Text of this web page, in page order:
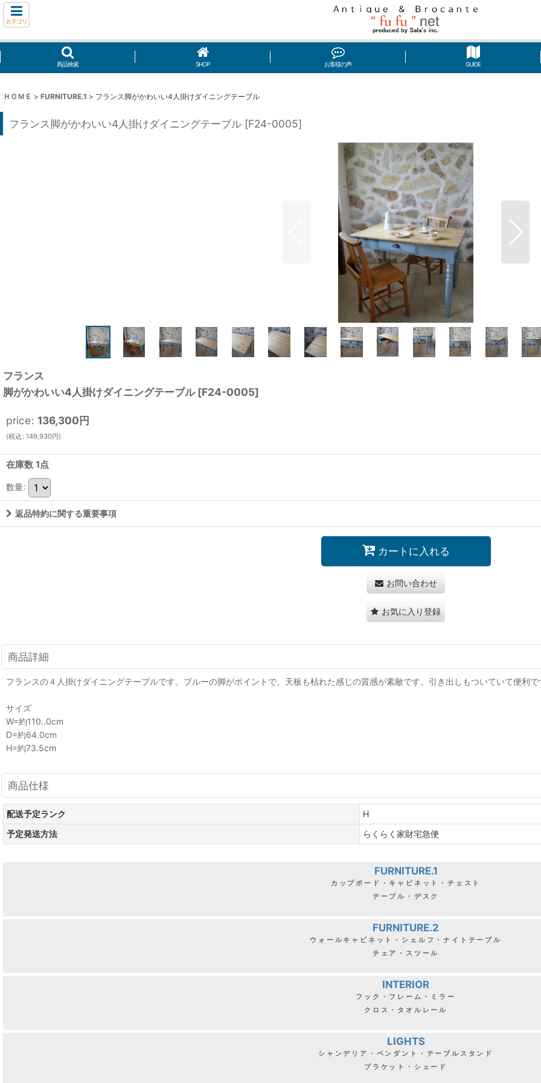
カテゴリ
商品検索 SHOP お客様の声 GUIDE
ＨＯＭＥ > FURNITURE.1 > フランス脚がかわいい4人掛けダイニングテーブル
フランス脚がかわいい4人掛けダイニングテーブル [F24-0005]
フランス
脚がかわいい4人掛けダイニングテーブル [F24-0005]
price: 136,300円
(税込 : 149,930円)
在庫数 1点
数量:
返品特約に関する重要事項
カートに入れる
お問い合わせ
お気に入り登録
商品詳細
フランスの４人掛けダイニングテーブルです。ブルーの脚がポイントで、天板も枯れた感じの質感が素敵です。引き出しもついていて便利で
サイズ
W=約110..0cm
D=約64.0cm
H=約73.5cm
商品仕様
配送予定ランク
H
予定発送方法
らくらく家財宅急便
FURNITURE.1
カップボード・キャビネット・チェスト
テーブル・デスク
FURNITURE.2
ウォールキャビネット・シェルフ・ナイトテーブル
チェア・スツール
INTERIOR
フック・フレーム・ミラー
クロス・タオルレール
LIGHTS
シャンデリア・ペンダント・テーブルスタンド
ブラケット・シェード